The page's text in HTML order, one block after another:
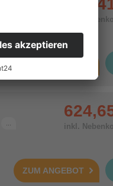
...
inkl.
inkl.
ZUM ANGEBOT